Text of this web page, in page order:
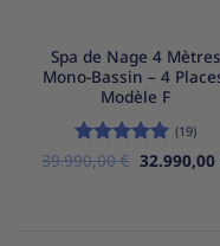
Spa de Nage 4 Mètres
Mono-Bassin – 4
Modèle F
Note5 sur
(19)
39.990,00€ Le
prix
32.990,00